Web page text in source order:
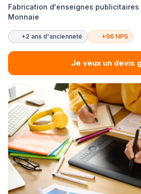
Fabrication d'enseignes publicitaires
Monnaie
+2 ans d'ancienneté +96 NPS
Je veux un devis